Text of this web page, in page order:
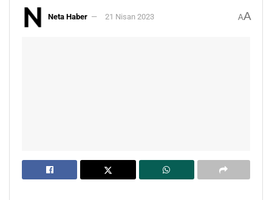
Neta Haber 21 Nisan 2023 AA